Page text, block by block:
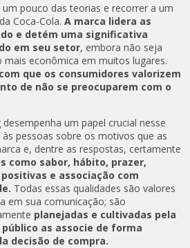
pouco das teorias e recorrer a um
Coca-Cola. A marca lidera as
e detém uma significativa
em seu setor, embora não seja
econômica em muitos lugares.
que os consumidores valorizem
de não se preocuparem com o
um papel crucial nesse
pessoas sobre os motivos que as
e, dentre as respostas, certamente
como sabor, hábito, prazer,
e associação com
Todas essas qualidades são valores
em sua comunicação; são
planejadas e cultivadas pela
as associe de forma
decisão de compra.